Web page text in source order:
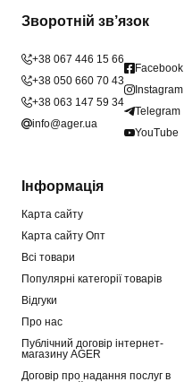
Зворотній зв’язок
+38 067 446 15 66
+38 050 660 70 43
+38 063 147 59 34
info@ager.ua
Facebook
Instagram
Telegram
YouTube
Інформація
Карта сайту
Карта сайту Опт
Всі товари
Популярні категорії товарів
Відгуки
Про нас
Публічний договір інтернет-
магазину AGER
Договір про надання послуг в